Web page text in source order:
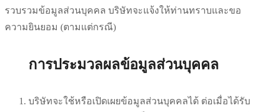
รวบรวมข้อมูลส่วนบุคคล บริษัทจะแจ้งให้ท่านทราบและขอ
ความยินยอม (ตามแต่กรณี)
การประมวลผลข้อมูลส่วนบุคคล
1. บริษัทจะใช้หรือเปิดเผยข้อมูลส่วนบุคคลได้ ต่อเมื่อได้รับ